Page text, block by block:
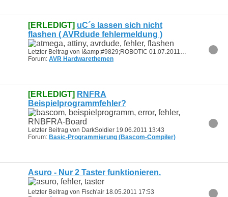
[ERLEDIGT] uC´s lassen sich nicht
flashen ( AVRdude fehlermeldung )
Letzter Beitrag von I&amp;#9829;ROBOTIC 01.07.201121:55
Forum: AVR Hardwarethemen
[ERLEDIGT] RNFRA
Beispielprogrammfehler?
Letzter Beitrag von DarkSoldier 19.06.2011 13:43
Forum: Basic-Programmierung (Bascom-Compiler)
Asuro - Nur 2 Taster funktionieren.
Letzter Beitrag von Fisch'air 18.05.2011 17:53